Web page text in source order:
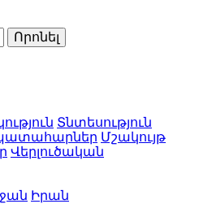
Տնտեսություն
Մշակույթ
Վերլուծական
Իրան